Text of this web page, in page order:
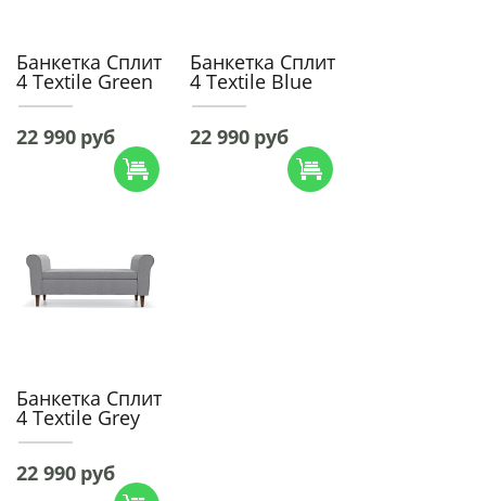
Банкетка Сплит
4 Textile Green
22 990 руб
Банкетка Сплит
4 Textile Blue
22 990 руб
Банкетка Сплит
4 Textile Grey
22 990 руб